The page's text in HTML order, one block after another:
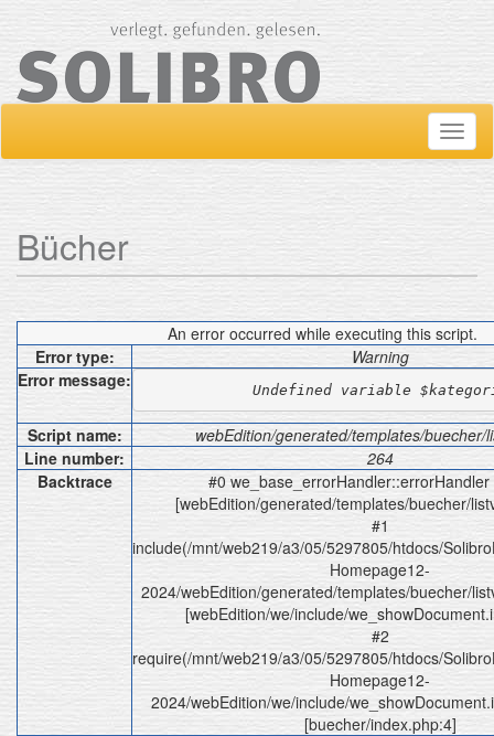
ein-/
Bücher
An error occurred while executing this script.
Error type:
Warning
Error message:
Undefined variable
Script name:
webEdition/generated/templates/buecher/
Line number:
264
Backtrace
#0 we_base_errorHandler::errorHandler
[webEdition/generated/templates/buecher/
#1
include(/mnt/web219/a3/05/5297805/htdocs/
Homepage12-
2024/webEdition/generated/templates/buecher/
[webEdition/we/include/
#2
require(/mnt/web219/a3/05/5297805/htdocs/
Homepage12-
2024/webEdition/we/include/
[buecher/index.php:4]